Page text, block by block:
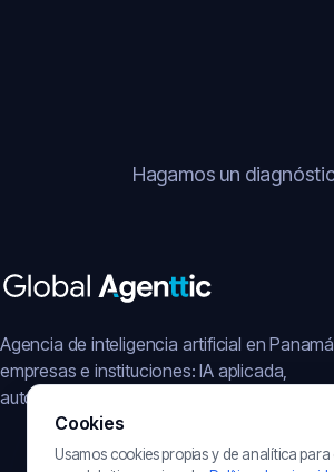
Hagamos un
Agencia de inteligencia artificial en
empresas e instituciones: IA aplicada,
automatización, plataformas y operación
Cookies
Usamos cookies propias y de analítica para